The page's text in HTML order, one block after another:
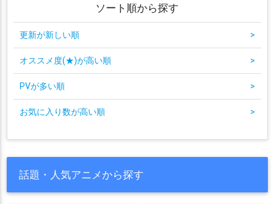
ソート順から探す
更新が新しい順 >
オススメ度(★)が高い順 >
PVが多い順 >
お気に入り数が高い順 >
話題・人気アニメから探す